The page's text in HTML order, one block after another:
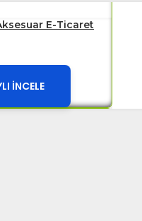
E-Ticaret
İNCELE